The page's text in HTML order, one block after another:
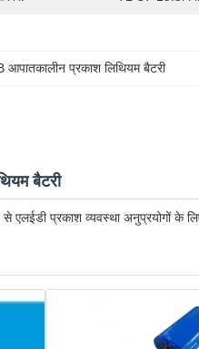
आपातकालीन प्रकाश लिथियम बैटरी
बैटरी
प्रकाश व्यवस्था अनुप्रयोगों के